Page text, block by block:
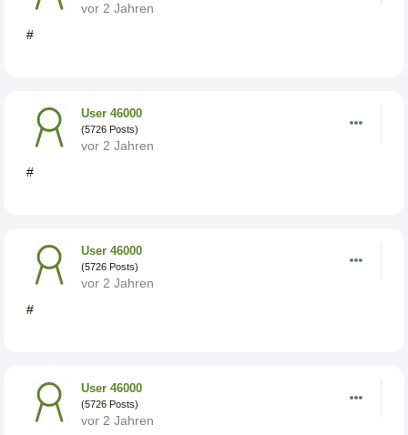
vor 2 Jahren
#
User 46000
(5726 Posts)
vor 2 Jahren
#
User 46000
(5726 Posts)
vor 2 Jahren
#
User 46000
(5726 Posts)
vor 2 Jahren